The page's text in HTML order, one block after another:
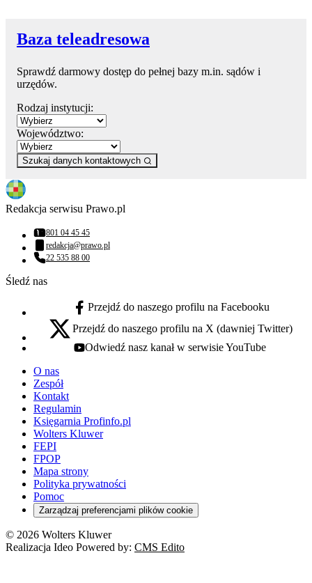
Baza teleadresowa
Sprawdź darmowy dostęp do pełnej bazy m.in. sądów i
urzędów.
Rodzaj instytucji:
Województwo:
Szukaj danych kontaktowych
Redakcja serwisu Prawo.pl
Numer telefonu:
801 04 45 45
Adres email:
redakcja@prawo.pl
Numer telefonu:
22 535 88 00
Śledź nas
facebook - otwiera się w nowej karcie
Przejdź do naszego profilu na Facebooku
x - otwiera się w nowej karcie
Przejdź do naszego profilu na X (dawniej Twitter)
youtube - otwiera się w nowej karcie
Odwiedź nasz kanał w serwisie YouTube
O nas
Zespół
Kontakt
Regulamin
Księgarnia Profinfo.pl
Wolters Kluwer
FEPI
FPOP
Mapa strony
Polityka prywatności
Pomoc
Zarządzaj preferencjami plików cookie
© 2026 Wolters Kluwer
Realizacja Ideo Powered by: CMS Edito